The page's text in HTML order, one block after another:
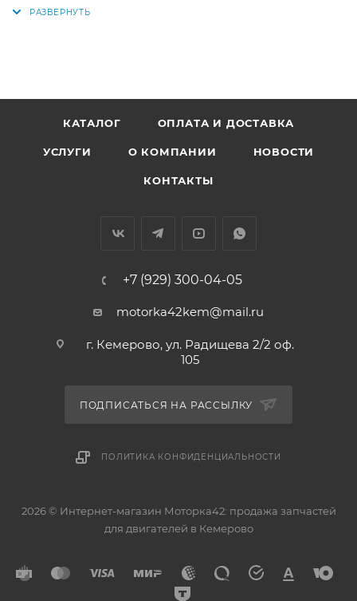
КАТАЛОГ ОПЛАТА И ДОСТАВКА
УСЛУГИ О КОМПАНИИ НОВОСТИ
КОНТАКТЫ
+7 (929) 300-04-05
motorka42kem@mail.ru
г. Кемерово, ул. Радищева 2/2 оф.
105
ПОДПИСАТЬСЯ НА РАССЫЛКУ
ПОЛИТИКА КОНФИДЕНЦИАЛЬНОСТИ
2026 © Интернет-магазин Моторка42: продажа запчастей
для двигателей в Кемерово